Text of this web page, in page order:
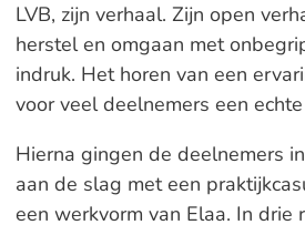
LVB, zijn verhaal. Zijn open
herstel en omgaan met
indruk. Het horen van een
voor veel deelnemers een
Hierna gingen de deelnemers
aan de slag met een
een werkvorm van Elaa. In drie